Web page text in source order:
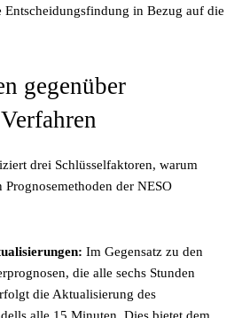
Entscheidungsfindung in Bezug auf die
gegenüber
drei Schlüsselfaktoren, warum
der NESO
Im Gegensatz zu den
die alle sechs Stunden
die Aktualisierung des